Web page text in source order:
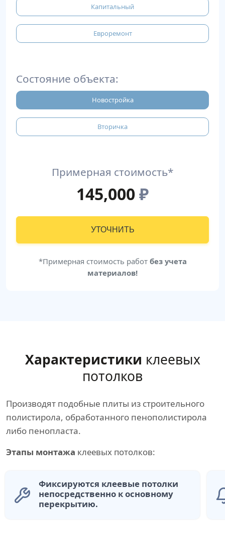
Капитальный
Евроремонт
Состояние объекта:
Новостройка
Вторичка
Примерная стоимость*
145,000₽
УТОЧНИТЬ
*Примерная стоимость работ без учета
материалов!
Характеристики клеевых
потолков
Производят подобные плиты из строительного
полистирола, обработанного пенополистирола
либо пенопласта.
Этапы монтажа клеевых потолков:
Фиксируются клеевые потолки
непосредственно к основному
перекрытию.